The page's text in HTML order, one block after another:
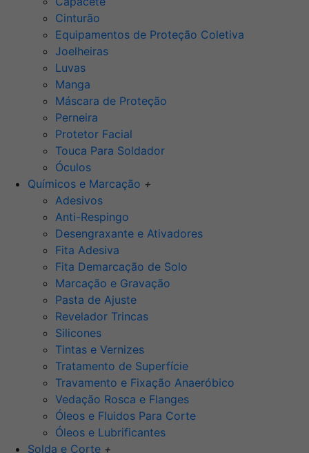
Cinturão
Equipamentos de Proteção Coletiva
Joelheiras
Luvas
Manga
Máscara de Proteção
Perneira
Protetor Facial
Touca Para Soldador
Óculos
Químicos e Marcação +
Adesivos
Anti-Respingo
Desengraxante e Ativadores
Fita Adesiva
Fita Demarcação de Solo
Marcação e Gravação
Pasta de Ajuste
Revelador Trincas
Silicones
Tintas e Vernizes
Tratamento de Superfície
Travamento e Fixação Anaeróbico
Vedação Rosca e Flanges
Óleos e Fluidos Para Corte
Óleos e Lubrificantes
Solda e Corte +